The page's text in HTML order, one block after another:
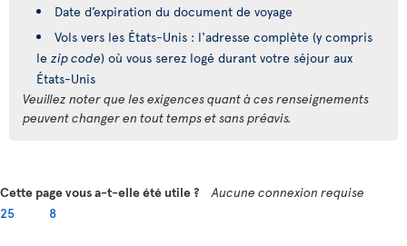
Date d’expiration du document de voyage
Vols vers les États-Unis : l'adresse complète (y compris
le zip code) où vous serez logé durant votre séjour aux
États-Unis
Veuillez noter que les exigences quant à ces renseignements
peuvent changer en tout temps et sans préavis.
Cette page vous a-t-elle été utile ?
Aucune connexion requise
25
8